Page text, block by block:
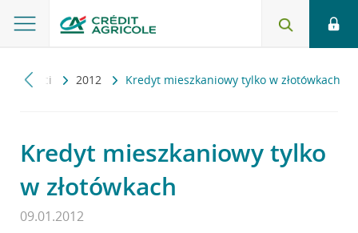
2012 Kredyt mieszkaniowy tylko w złotówkach
Kredyt mieszkaniowy tylko
w złotówkach
09.01.2012